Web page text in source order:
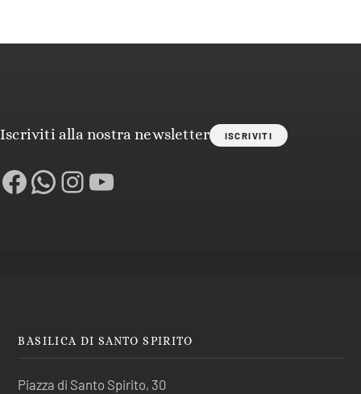
Iscriviti alla nostra newsletter ISCRIVITI
Facebook
WhatsApp
Instagram
YouTube
BASILICA DI SANTO SPIRITO
Piazza di Santo Spirito, 30